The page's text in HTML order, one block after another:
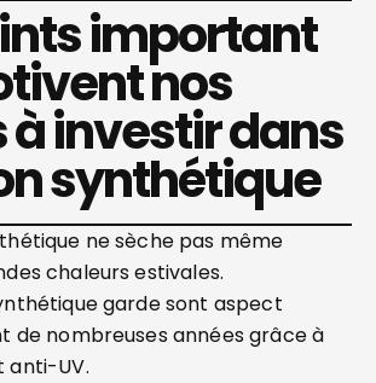
important
nos
à investir dans
synthétique
ne sèche pas même
chaleurs estivales.
garde sont aspect
de nombreuses années grâce à
anti-UV.